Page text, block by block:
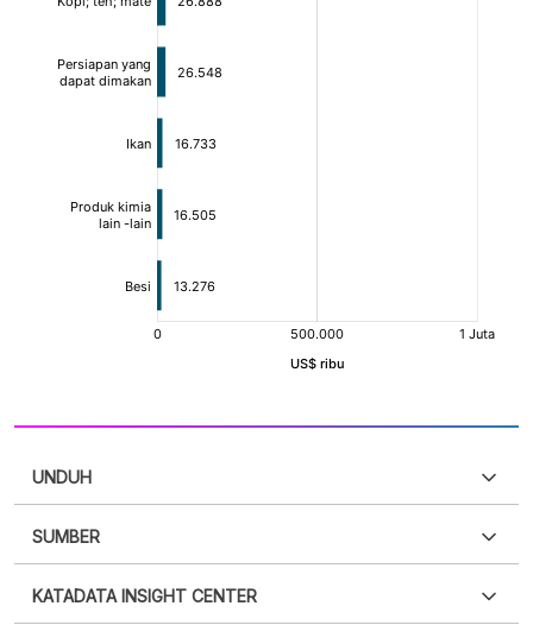
UNDUH
XLS
SUMBER
punya akun?Silakan Daftar sekarang
KATADATA INSIGHT CENTER